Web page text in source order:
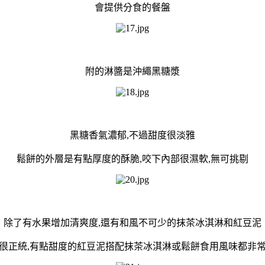
會提供分食的餐盤
附的淋醬是沖繩黑糖漿
黑糖香氣濃郁,不過甜度很淡雅
鬆餅的外層是有點厚度的酥脆,咬下內部很濕軟,無可挑剔
除了有水果增加清爽度,還有和風不可少的抹茶冰淇淋和紅豆泥
正統,有點甜度的紅豆泥搭配抹茶冰淇淋或鬆餅食用風味都非